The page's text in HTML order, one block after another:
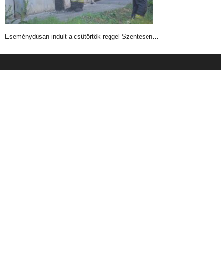
Eseménydúsan indult a csütörtök reggel Szentesen…